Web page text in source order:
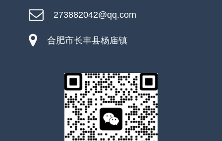
273882042@qq.com
合肥市长丰县杨庙镇